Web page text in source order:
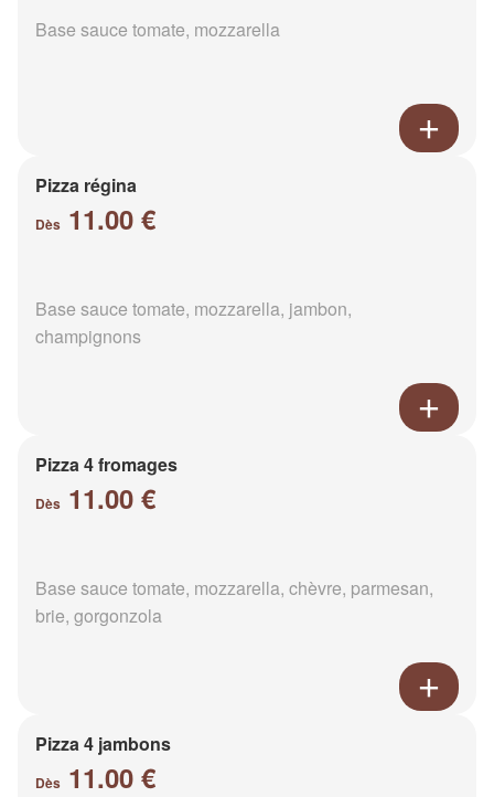
Base sauce tomate, mozzarella
Pizza régina
Dès 11.00 €
Base sauce tomate, mozzarella, jambon,
champignons
Pizza 4 fromages
Dès 11.00 €
Base sauce tomate, mozzarella, chèvre, parmesan,
brie, gorgonzola
Pizza 4 jambons
Dès 11.00 €